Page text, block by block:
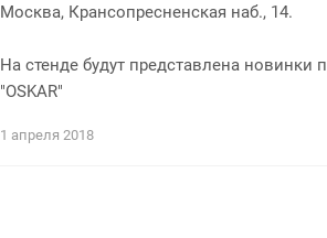
Москва, Крансопресненская наб., 14.
На стенде будут представлена новинки
"OSKAR"
1 апреля 2018